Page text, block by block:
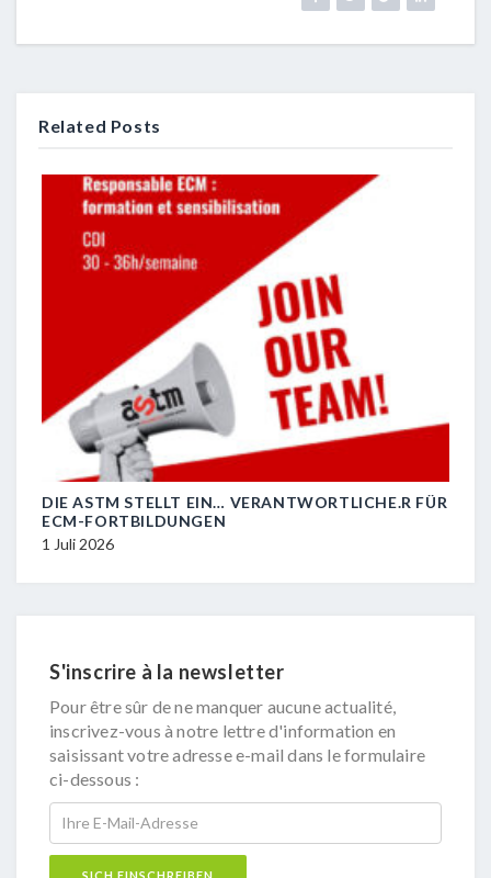
Related Posts
DIE ASTM STELLT EIN… VERANTWORTLICHE.R FÜR
ECM-FORTBILDUNGEN
1 Juli 2026
S'inscrire à la newsletter
Pour être sûr de ne manquer aucune actualité,
inscrivez-vous à notre lettre d'information en
saisissant votre adresse e-mail dans le formulaire
ci-dessous :